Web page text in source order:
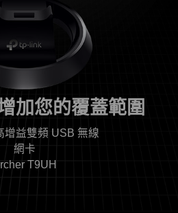
加您的覆蓋範圍
增益雙頻 USB 無線
網卡
T9UH